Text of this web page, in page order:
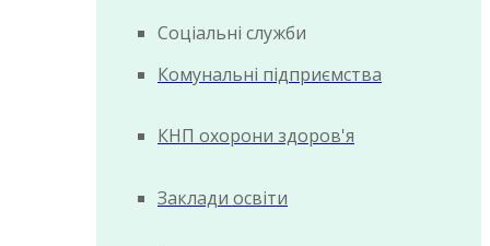
Соціальні служби
Комунальні підприємства
КНП охорони здоров'я
Заклади освіти